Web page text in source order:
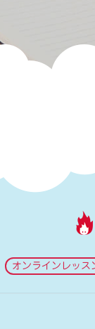
オンラインレッス